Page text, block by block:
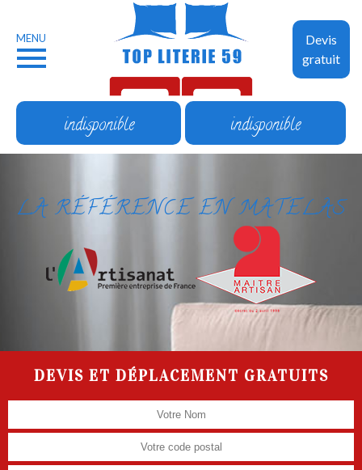
Devis
gratuit
MENU
indisponible indisponible
LA RÉFÉRENCE EN MATELAS
DEVIS ET DÉPLACEMENT GRATUITS